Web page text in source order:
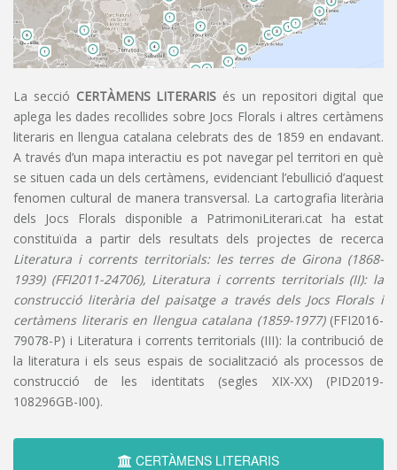
La secció CERTÀMENS LITERARIS és un repositori digital que
aplega les dades recollides sobre Jocs Florals i altres certàmens
literaris en llengua catalana celebrats des de 1859 en endavant.
A través d’un mapa interactiu es pot navegar pel territori en què
se situen cada un dels certàmens, evidenciant l’ebullició d’aquest
fenomen cultural de manera transversal. La cartografia literària
dels Jocs Florals disponible a PatrimoniLiterari.cat ha estat
constituïda a partir dels resultats dels projectes de recerca
Literatura i corrents territorials: les terres de Girona (1868-
1939) (FFI2011-24706), Literatura i corrents territorials (II): la
construcció literària del paisatge a través dels Jocs Florals i
certàmens literaris en llengua catalana (1859-1977)(FFI2016-
79078-P) i Literatura i corrents territorials (III): la contribució de
la literatura i els seus espais de socialització als processos de
construcció de les identitats (segles XIX-XX) (PID2019-
108296GB-I00).
CERTÀMENS LITERARIS